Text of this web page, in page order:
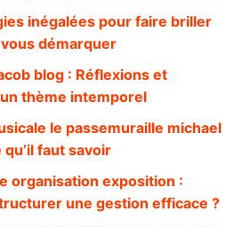
inégalées pour faire briller
démarquer
blog : Réflexions et
thème intemporel
le passemuraille michael
qu’il faut savoir
organisation exposition :
une gestion efficace ?